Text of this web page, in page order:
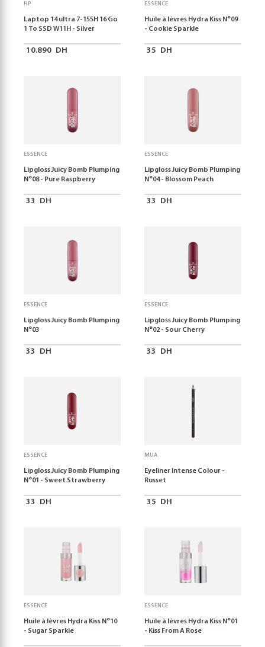
HP
Laptop 14 ultra 7-155H 16 Go
1 To SSD W11H - Silver
10.890 DH
ESSENCE
Huile à lèvres Hydra Kiss N°09
- Cookie Sparkle
35 DH
ESSENCE
Lipgloss Juicy Bomb Plumping
N°08 - Pure Raspberry
33 DH
ESSENCE
Lipgloss Juicy Bomb Plumping
N°04 - Blossom Peach
33 DH
ESSENCE
Lipgloss Juicy Bomb Plumping
N°03
33 DH
ESSENCE
Lipgloss Juicy Bomb Plumping
N°02 - Sour Cherry
33 DH
ESSENCE
Lipgloss Juicy Bomb Plumping
N°01 - Sweet Strawberry
33 DH
MUA
Eyeliner Intense Colour -
Russet
35 DH
ESSENCE
Huile à lèvres Hydra Kiss N°10
- Sugar Sparkle
ESSENCE
Huile à lèvres Hydra Kiss N°01
- Kiss From A Rose